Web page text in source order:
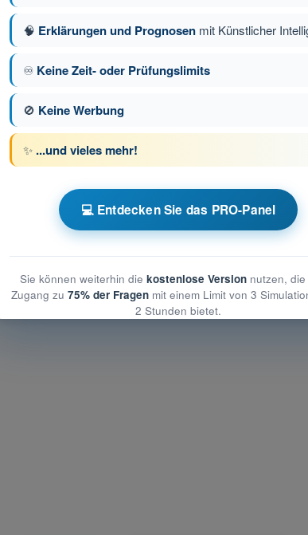
23 von 31 Nächste Frage
Drohnenführerschein A1/A3
der Privatsphäre und Datenschutz
und Datenschutz
🧠 Erklärungen und Prognosen mit Künstlicher
♾️ Keine Zeit- oder Prüfungslimits
🚫 Keine Werbung
✨ ...und vieles mehr!
💻 Entdecken Sie das PRO-Panel
Sie können weiterhin die kostenlose Versionnutzen, die
Zugang zu 75% der Fragen mit einem Limit von 3
2 Stunden bietet.